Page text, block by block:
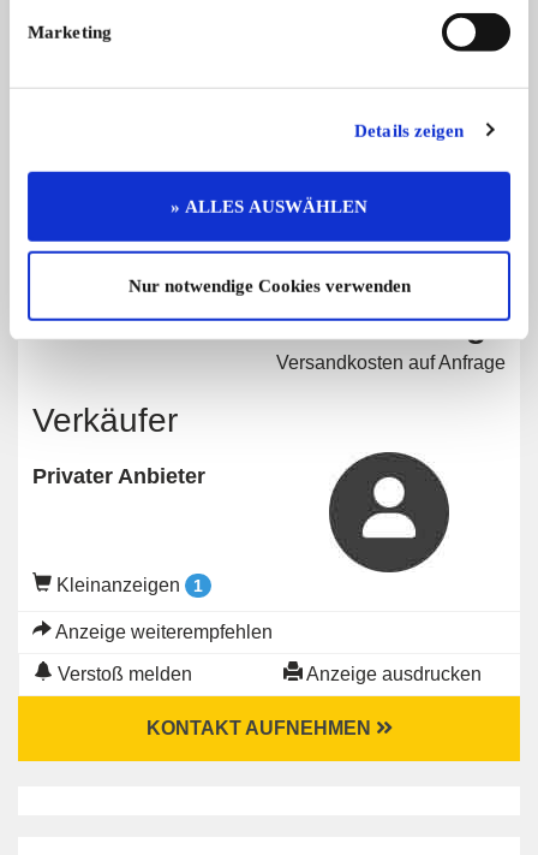
Marketing
Details zeigen
» ALLES AUSWÄHLEN
Nur notwendige Cookies verwenden
85 x angesehen
0 x gemerkt
Preis auf Anfrage
Versandkosten auf Anfrage
Verkäufer
Privater Anbieter
Kleinanzeigen 1
Anzeige weiterempfehlen
Verstoß melden Anzeige ausdrucken
KONTAKT AUFNEHMEN